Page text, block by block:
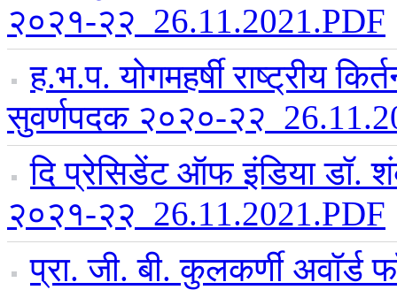
२०२१-२२_26.11.2021.PDF
ह.भ.प. योगमहर्षी राष्ट्रीय
सुवर्णपदक २०२०-
दि प्रेसिडेंट ऑफ इंडिया डॉ.
२०२१-२२_26.11.2021.PDF
प्रा. जी. बी. कुलकर्णी अवॉर्ड